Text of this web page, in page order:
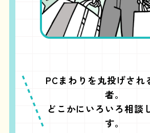
PCまわりを丸投げされ
者。
どこかにいろいろ相談
す。